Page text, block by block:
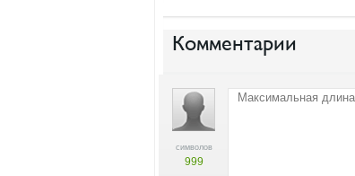
Комментарии
символов
999